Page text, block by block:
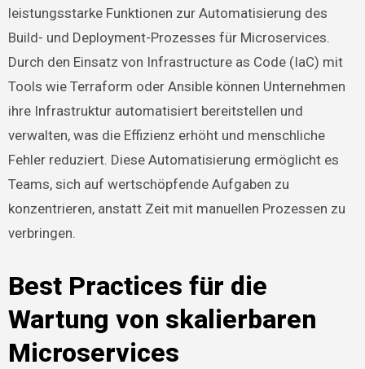
leistungsstarke Funktionen zur Automatisierung des
Build- und Deployment-Prozesses für Microservices.
Durch den Einsatz von Infrastructure as Code (IaC) mit
Tools wie Terraform oder Ansible können Unternehmen
ihre Infrastruktur automatisiert bereitstellen und
verwalten, was die Effizienz erhöht und menschliche
Fehler reduziert. Diese Automatisierung ermöglicht es
Teams, sich auf wertschöpfende Aufgaben zu
konzentrieren, anstatt Zeit mit manuellen Prozessen zu
verbringen.
Best Practices für die
Wartung von skalierbaren
Microservices